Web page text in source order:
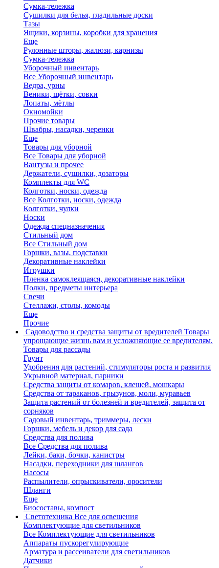
Сумка-тележка
Сушилки для белья, гладильные доски
Тазы
Ящики, корзины, коробки для хранения
Еще
Рулонные шторы, жалюзи, карнизы
Сумка-тележка
Уборочный инвентарь
Все Уборочный инвентарь
Ведра, урны
Веники, щётки, совки
Лопаты, мётлы
Окномойки
Прочие товары
Швабры, насадки, черенки
Еще
Товары для уборной
Все Товары для уборной
Вантузы и прочее
Держатели, сушилки, дозаторы
Комплекты для WC
Колготки, носки, одежда
Все Колготки, носки, одежда
Колготки, чулки
Носки
Одежда спецназначения
Стильный дом
Все Стильный дом
Горшки, вазы, подставки
Декоративные наклейки
Игрушки
Пленка самоклеящаяся, декоративные наклейки
Полки, предметы интерьера
Свечи
Стеллажи, столы, комоды
Еще
Прочие
Садоводство и средства защиты от вредителей Товары
упрощающие жизнь вам и усложняющие ее вредителям.
Товары для рассады
Грунт
Удобрения для растений, стимуляторы роста и развития
Укрывной материал, парники
Средства защиты от комаров, клещей, мошкары
Средства от тараканов, грызунов, моли, муравьев
Защита растений от болезней и вредителей, защита от
сорняков
Садовый инвентарь, триммеры, лески
Горшки, мебель и декор для сада
Средства для полива
Все Средства для полива
Лейки, баки, бочки, канистры
Насадки, переходники для шлангов
Насосы
Распылители, опрыскиватели, оросители
Шланги
Еще
Биосоставы, компост
Светотехника Все для освещения
Комплектующие для светильников
Все Комплектующие для светильников
Аппараты пускорегулирующие
Арматура и рассеиватели для светильников
Датчики